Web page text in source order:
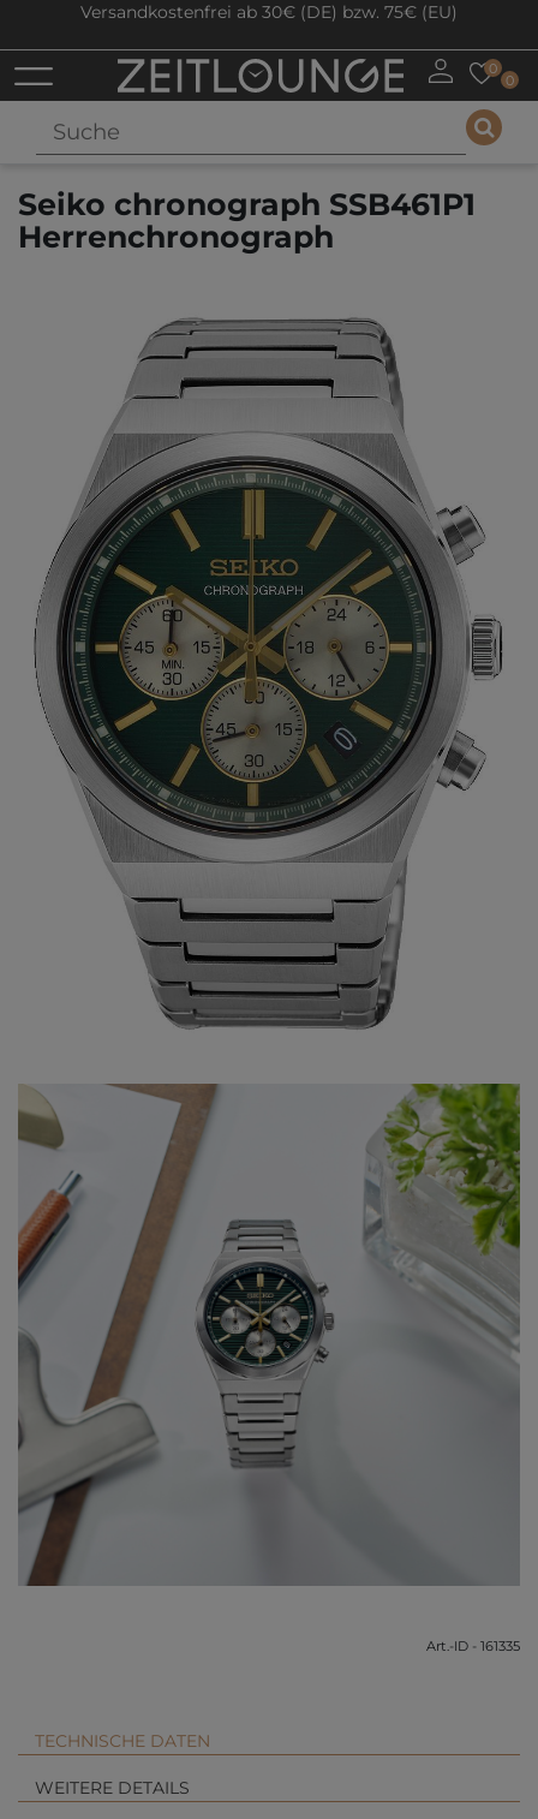
Versandkostenfrei ab 30€ (DE) bzw. 75€ (EU)
0
0
Seiko chronograph SSB461P1
Herrenchronograph
Art.-ID - 161335
TECHNISCHE DATEN
WEITERE DETAILS